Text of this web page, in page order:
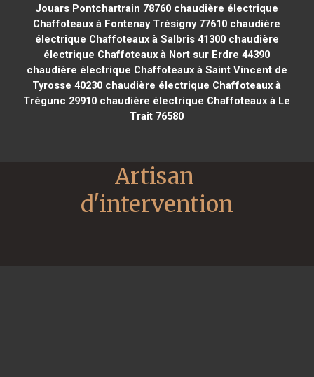
Jouars Pontchartrain 78760 chaudière électrique
Chaffoteaux à Fontenay Trésigny 77610 chaudière
électrique Chaffoteaux à Salbris 41300chaudière
électrique Chaffoteaux à Nort sur Erdre 44390
chaudière électrique Chaffoteaux à Saint Vincent de
Tyrosse 40230 chaudière électrique Chaffoteaux à
Trégunc 29910 chaudière électrique Chaffoteaux à Le
Trait 76580
Artisan
d'intervention